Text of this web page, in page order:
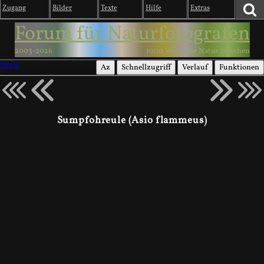
Zugang Bilder Texte Hilfe Extras
Forum für Naturfotografen
2003-2026
1000 Wege, die Natur zu sehen
Vögel
Az Schnellzugriff Verlauf Funktionen
Sumpfohreule (Asio flammeus)